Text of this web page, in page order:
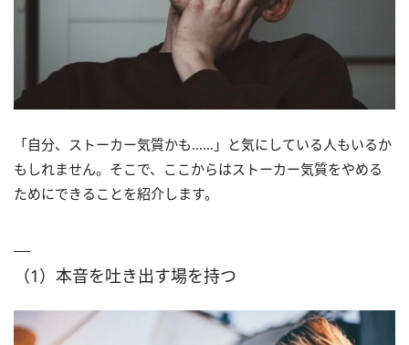
「自分、ストーカー気質かも……」と気にしている人もいるか
もしれません。そこで、ここからはストーカー気質をやめる
ためにできることを紹介します。
（1）本音を吐き出す場を持つ